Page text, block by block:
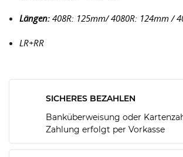
Längen: 408R: 125mm/ 4080R: 124mm /
LR+RR
SICHERES BEZAHLEN
Banküberweisung oder
Zahlung erfolgt per Vorkasse